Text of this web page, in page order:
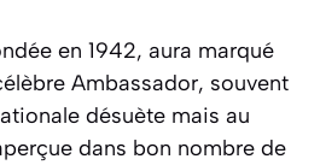
en 1942, aura marqué
Ambassador, souvent
désuète mais au
dans bon nombre de